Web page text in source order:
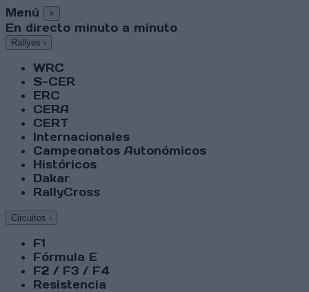
Menú ×
En directo minuto a minuto
Rallyes ›
WRC
S-CER
ERC
CERA
CERT
Internacionales
Campeonatos Autonómicos
Históricos
Dakar
RallyCross
Circuitos ›
F1
Fórmula E
F2 / F3 / F4
Resistencia